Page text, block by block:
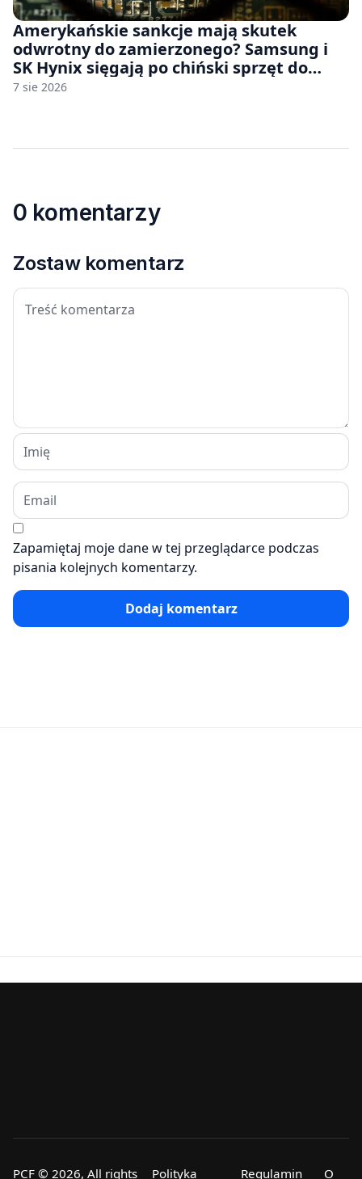
Amerykańskie sankcje mają skutek
odwrotny do zamierzonego? Samsung i
SK Hynix sięgają po chiński sprzęt do
fabryk chipów
7 sie 2026
0 komentarzy
Zostaw komentarz
Zapamiętaj moje dane w tej przeglądarce podczas
pisania kolejnych komentarzy.
Dodaj komentarz
PCF © 2026, All rights Polityka Regulamin O